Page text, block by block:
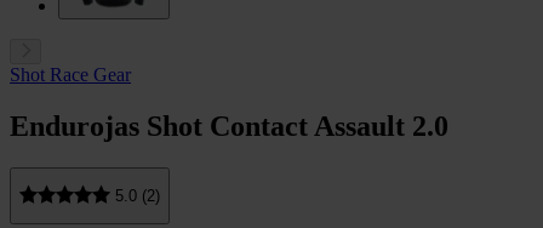
Shot Race Gear
Endurojas Shot Contact Assault 2.0
5.0 (2)